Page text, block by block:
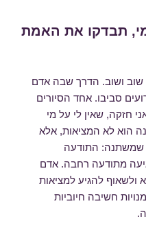
תבדקו את האמת
שוב ושוב. הדרך שבה אדם
סביבו. אחד הסיורים
חזקה, שאין לי על מי
הוא לא המציאות, אלא
שמשתנה: התודעה
מתודעה רחבה. אדם
ולשאוף להגיע למציאות
חשיבה חיוביות